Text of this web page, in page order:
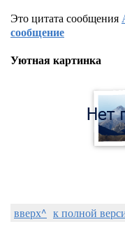
Это цитата сообщения
сообщение
Уютная картинка
вверх^ к полной